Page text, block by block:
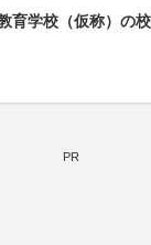
育学校（仮称）の
PR